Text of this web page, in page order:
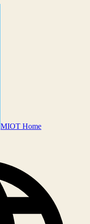
MIOT Home